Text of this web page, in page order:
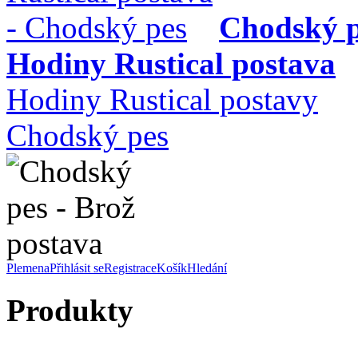
Chodský
Hodiny Rustical postava
Hodiny Rustical postavy
Chodský pes
PlemenaPřihlásit seRegistraceKošíkHledání
Produkty